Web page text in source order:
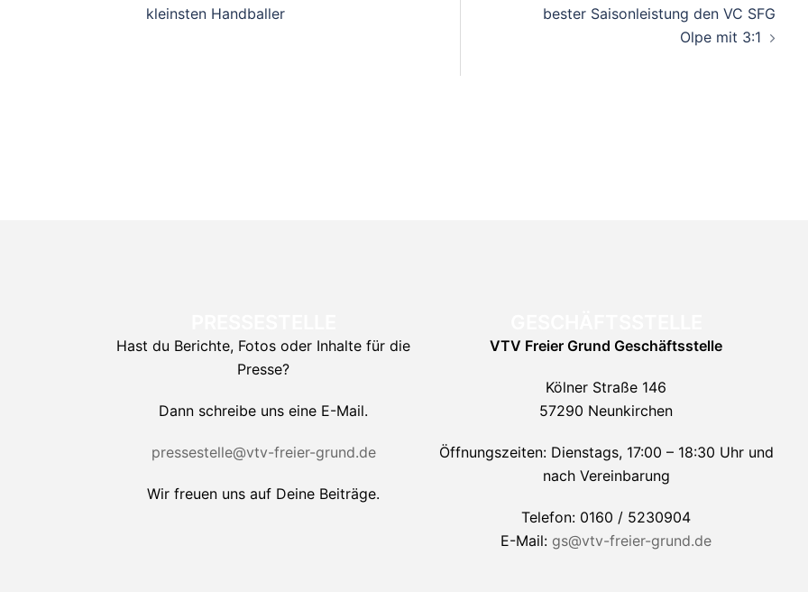
kleinsten Handballer
bester Saisonleistung den VC SFG
Olpe mit 3:1
Hast du Berichte, Fotos oder Inhalte für die
Presse?
Dann schreibe uns eine E-Mail.
pressestelle@vtv-freier-grund.de
Wir freuen uns auf Deine Beiträge.
VTV Freier Grund Geschäftsstelle
Kölner Straße 146
57290 Neunkirchen
Öffnungszeiten: Dienstags, 17:00 – 18:30 Uhr und
nach Vereinbarung
Telefon: 0160 / 5230904
E-Mail: gs@vtv-freier-grund.de